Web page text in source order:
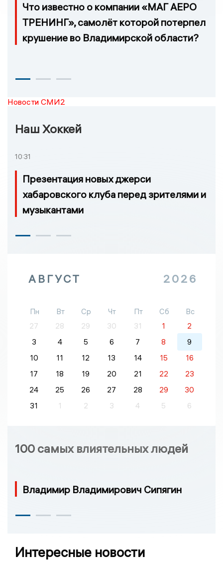
Что известно о компании «МАГ АЕРО
ТРЕНИНГ», самолёт которой потерпел
крушение во Владимирской области?
Новости СМИ2
Наш Хоккей
10:31
Презентация новых джерси
хабаровского клуба перед зрителями и
музыкантами
АВГУСТ 2026
Пн Вт Ср Чт Пт Сб
Вс
27
28 29 30 31 1
2
3
4 5 6 7 8
9
10
11 12 13 14 15
16
17
18 19 20 21 22
23
24
25 26 27 28 29
30
31
1 2 3 4 5 6
100 самых влиятельных людей
Владимир Владимирович Сипягин
Интересные новости